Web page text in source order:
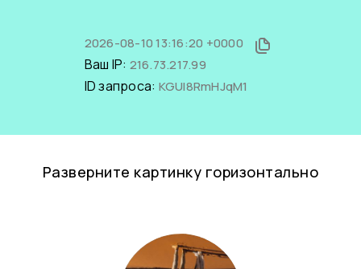
2026-08-10 13:16:20 +0000
Ваш IP: 216.73.217.99
ID запроса: KGUl8RmHJqM1
Разверните картинку горизонтально